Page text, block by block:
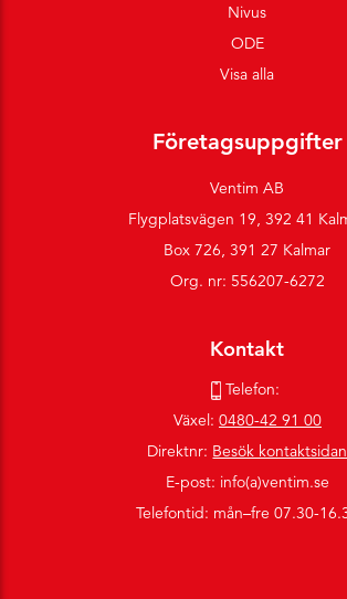
Nivus
ODE
Visa alla
Företagsuppgifter
Ventim AB
Flygplatsvägen 19, 392 41
Box 726, 391 27 Kalmar
Org. nr: 556207-6272
Kontakt
Telefon:
Växel: 0480-42 91 00
Direktnr: Besök kontaktsidan
E-post: info(a)ventim.se
Telefontid: mån–fre 07.30-